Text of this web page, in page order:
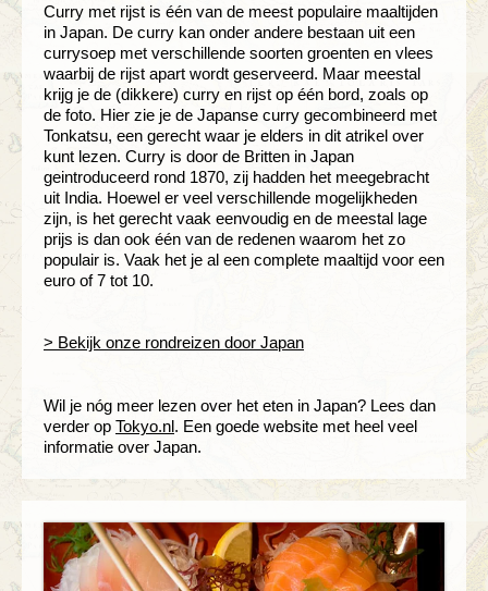
Curry met rijst is één van de meest populaire maaltijden
in Japan. De curry kan onder andere bestaan uit een
currysoep met verschillende soorten groenten en vlees
waarbij de rijst apart wordt geserveerd. Maar meestal
krijg je de (dikkere) curry en rijst op één bord, zoals op
de foto. Hier zie je de Japanse curry gecombineerd met
Tonkatsu, een gerecht waar je elders in dit atrikel over
kunt lezen. Curry is door de Britten in Japan
geintroduceerd rond 1870, zij hadden het meegebracht
uit India. Hoewel er veel verschillende mogelijkheden
zijn, is het gerecht vaak eenvoudig en de meestal lage
prijs is dan ook één van de redenen waarom het zo
populair is. Vaak het je al een complete maaltijd voor een
euro of 7 tot 10.
> Bekijk onze rondreizen door Japan
Wil je nóg meer lezen over het eten in Japan? Lees dan
verder op Tokyo.nl. Een goede website met heel veel
informatie over Japan.